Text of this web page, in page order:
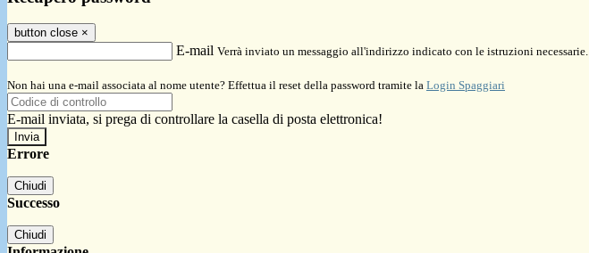
button close ×
E-mail Verrà inviato un messaggio all'indirizzo indicato con le istruzioni necessarie.
Non hai una e-mail associata al nome utente? Effettua il reset della password tramite la Login Spaggiari
E-mail inviata, si prega di controllare la casella di posta elettronica!
Errore
Chiudi
Successo
Chiudi